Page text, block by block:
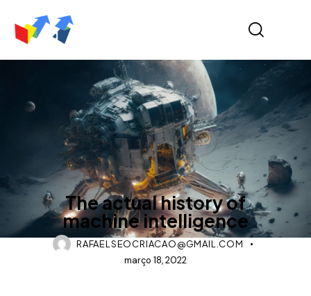
NEWS
The actual history of
machine intelligence
RAFAELSEOCRIACAO@GMAIL.COM
março 18, 2022